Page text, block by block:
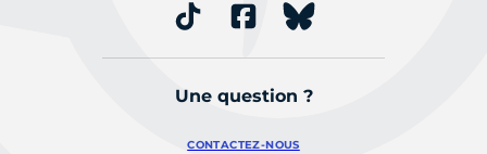
Une question ?
CONTACTEZ-NOUS